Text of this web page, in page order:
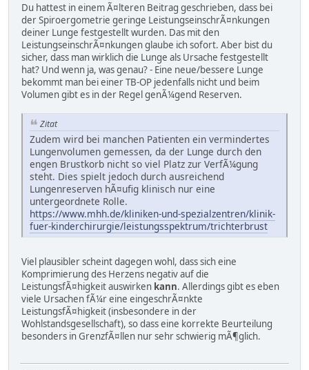
Du hattest in einem Ã¤lteren Beitrag geschrieben, dass bei
der Spiroergometrie geringe LeistungseinschrÃ¤nkungen
deiner Lunge festgestellt wurden. Das mit den
LeistungseinschrÃ¤nkungen glaube ich sofort. Aber bist du
sicher, dass man wirklich die Lunge als Ursache festgestellt
hat? Und wenn ja, was genau? - Eine neue/bessere Lunge
bekommt man bei einer TB-OP jedenfalls nicht und beim
Volumen gibt es in der Regel genÃ¼gend Reserven.
Zitat
Zudem wird bei manchen Patienten ein vermindertes
Lungenvolumen gemessen, da der Lunge durch den
engen Brustkorb nicht so viel Platz zur VerfÃ¼gung
steht. Dies spielt jedoch durch ausreichend
Lungenreserven hÃ¤ufig klinisch nur eine
untergeordnete Rolle.
https://www.mhh.de/kliniken-und-spezialzentren/klinik-
fuer-kinderchirurgie/leistungsspektrum/trichterbrust
Viel plausibler scheint dagegen wohl, dass sich eine
Komprimierung des Herzens negativ auf die
LeistungsfÃ¤higkeit auswirken kann. Allerdings gibt es eben
viele Ursachen fÃ¼r eine eingeschrÃ¤nkte
LeistungsfÃ¤higkeit (insbesondere in der
Wohlstandsgesellschaft), so dass eine korrekte Beurteilung
besonders in GrenzfÃ¤llen nur sehr schwierig mÃ¶glich.